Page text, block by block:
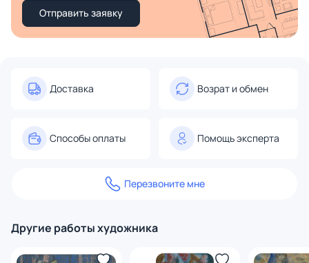
Отправить заявку
Доставка Возрат и обмен
Способы оплаты Помощь эксперта
Перезвоните мне
Другие работы художника